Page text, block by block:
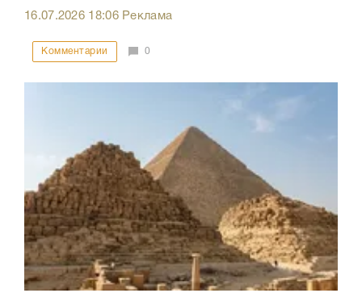
16.07.2026 18:06Реклама
Комментарии 0